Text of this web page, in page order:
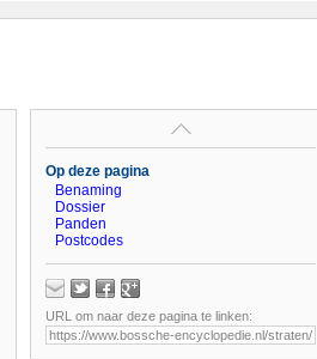
Op deze pagina
Benaming
Dossier
Panden
Postcodes
URL om naar deze pagina te linken: